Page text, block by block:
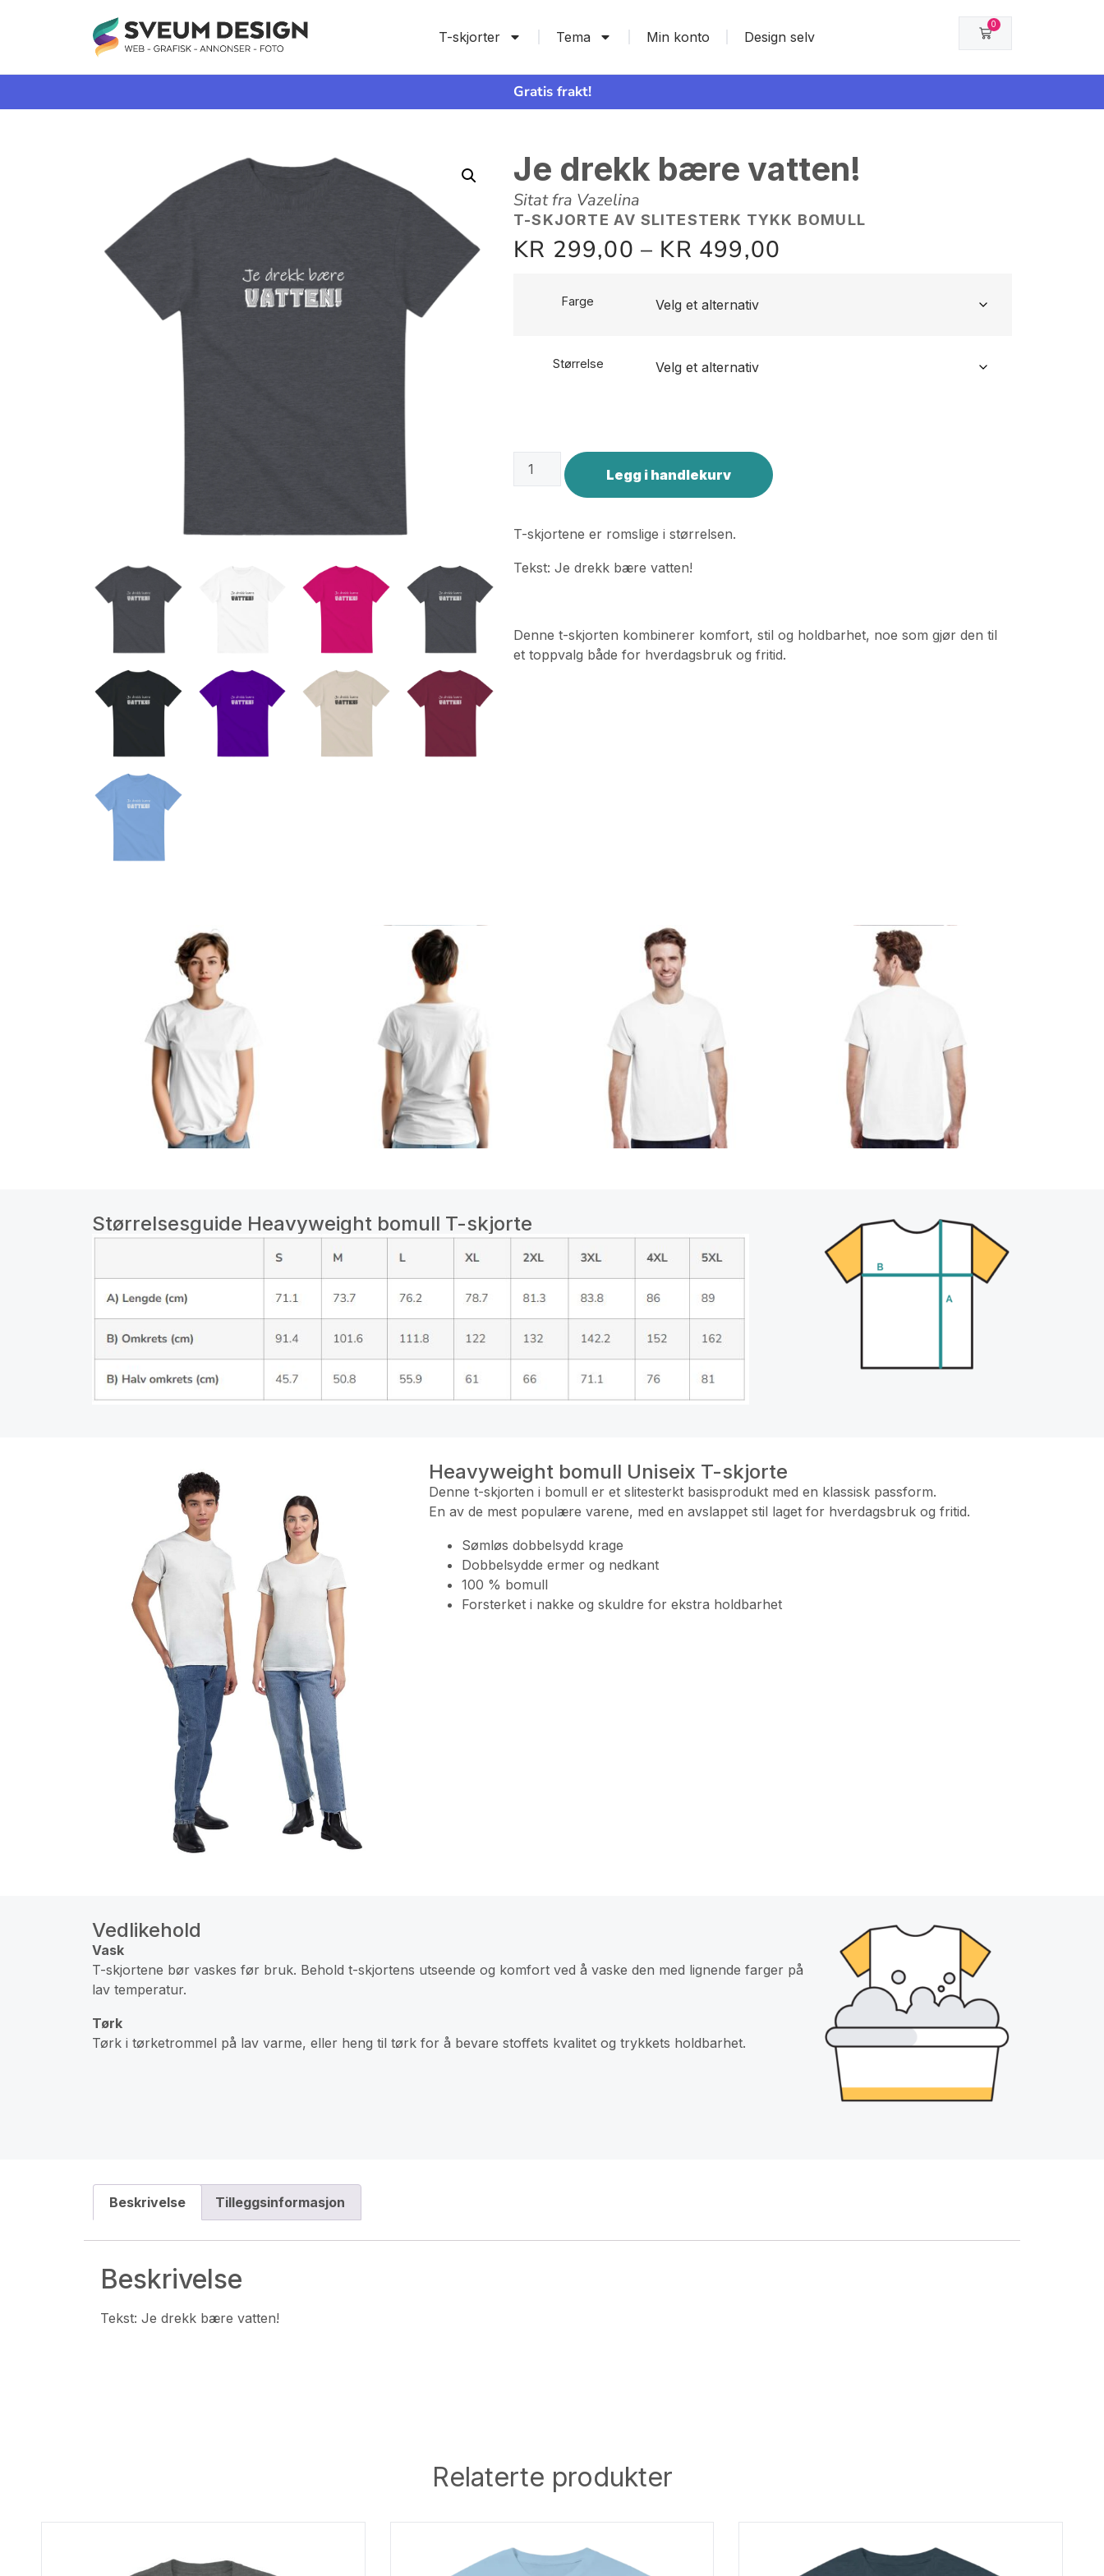
T-skjorter Tema Min konto Design selv
0
Gratis frakt!
Je drekk bære vatten!
Sitat fra Vazelina
T-SKJORTE AV SLITESTERK TYKK BOMULL
KR 299,00 – KR 499,00
Farge
Størrelse
Legg i handlekurv
T-skjortene er romslige i størrelsen.
Tekst: Je drekk bære vatten!
Denne t-skjorten kombinerer komfort, stil og holdbarhet, noe som gjør den til
et toppvalg både for hverdagsbruk og fritid.
Størrelsesguide Heavyweight bomull T-skjorte
Heavyweight bomull Uniseix T-skjorte
Denne t-skjorten i bomull er et slitesterkt basisprodukt med en klassisk passform.
En av de mest populære varene, med en avslappet stil laget for hverdagsbruk og fritid.
Sømløs dobbelsydd krage
Dobbelsydde ermer og nedkant
100 % bomull
Forsterket i nakke og skuldre for ekstra holdbarhet
Vedlikehold
Vask
T-skjortene bør vaskes før bruk. Behold t-skjortens utseende og komfort ved å vaske den med lignende farger på
lav temperatur.
Tørk
Tørk i tørketrommel på lav varme, eller heng til tørk for å bevare stoffets kvalitet og trykkets holdbarhet.
Beskrivelse Tilleggsinformasjon
Beskrivelse
Tekst: Je drekk bære vatten!
Relaterte produkter